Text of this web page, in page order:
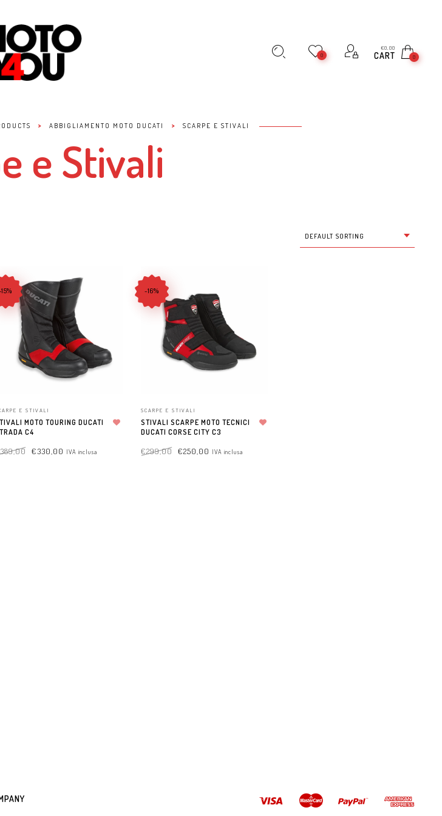
0
€0,00
CART 0
> ABBIGLIAMENTO MOTO DUCATI > SCARPE E STIVALI
e Stivali
DEFAULT SORTING
E STIVALI
MOTO TOURING DUCATI
C4
389,00 €330,00 IVA inclusa
-16%
SCARPE E STIVALI
STIVALI SCARPE MOTO TECNICI
DUCATI CORSE CITY C3
€299,00 €250,00 IVA inclusa